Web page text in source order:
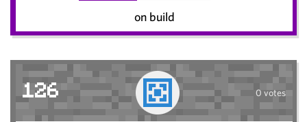
on build
126 0 votes